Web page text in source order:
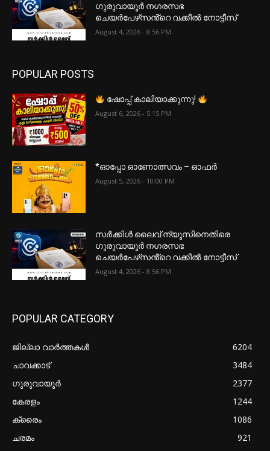
ഗുരുവായൂർ നഗരസഭ
ചെയർപേഴ്‌സൻ്റെ വക്കീൽ നോട്ടീസ്
August 4, 2026 - 8:56 PM
POPULAR POSTS
ഷോപ്പ് കാലിയാക്കുന്നു!
August 6, 2026 - 5:15 PM
*ഓപ്പോ ഓണോത്സവം – ഓഫർ
August 5, 2026 - 10:00 PM
സർക്കിൾ ലൈവ് ന്യൂസിനെതിരെ
ഗുരുവായൂർ നഗരസഭ
ചെയർപേഴ്‌സൻ്റെ വക്കീൽ നോട്ടീസ്
August 4, 2026 - 8:56 PM
POPULAR CATEGORY
ജില്ലാ വാർത്തകൾ
6204
ചാവക്കാട്
3484
ഗുരുവായൂർ
2377
കേരളം
1244
ക്രൈം
1086
ചരമം
921